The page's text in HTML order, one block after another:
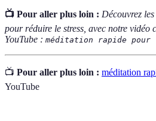
📺 Pour aller plus loin : Découvrez
pour réduire le stress, avec notre vidéo
YouTube : méditation rapide pour
📺 Pour aller plus loin : méditation
YouTube